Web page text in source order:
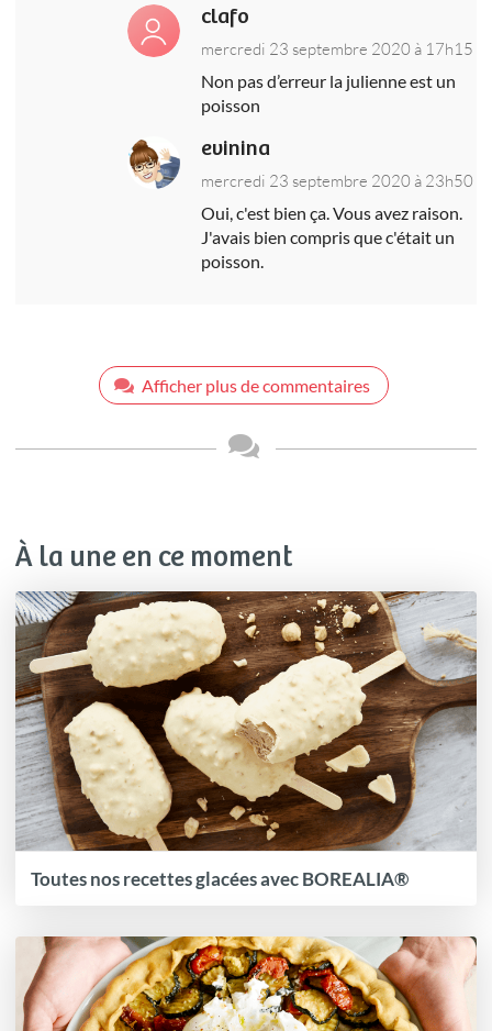
clafo
mercredi 23 septembre 2020 à 17h15
Non pas d’erreur la julienne est un
poisson
evinina
mercredi 23 septembre 2020 à 23h50
Oui, c'est bien ça. Vous avez raison.
J'avais bien compris que c'était un
poisson.
Afficher plus de commentaires
À la une en ce moment
Toutes nos recettes glacées avec BOREALIA®